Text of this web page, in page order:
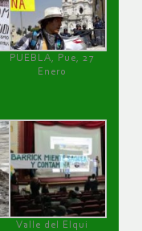
PUEBLA, Pue, 27
Enero
Valle del Elqui